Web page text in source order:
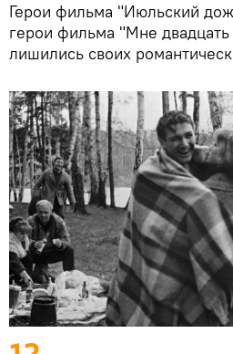
Герои фильма "Июльский
герои фильма "Мне
лишились своих